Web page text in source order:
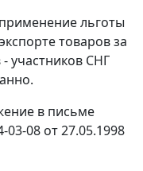
льготы
товаров за
участников СНГ
в письме
08 от 27.05.1998